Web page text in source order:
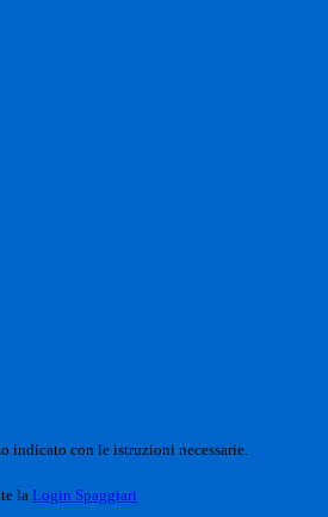
indicato con le istruzioni necessarie.
la Login Spaggiari